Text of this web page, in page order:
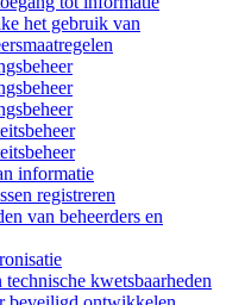
het gebruik van
informatie
registreren
van beheerders en
kwetsbaarheden